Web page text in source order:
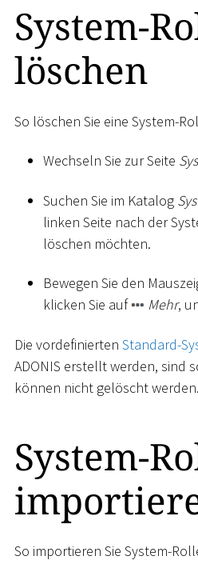
System-
löschen
So löschen Sie eine System-
Wechseln Sie zur Seite
Suchen Sie im Katalog
linken Seite nach der
löschen möchten.
Bewegen Sie den
klicken Sie auf
Mehr,
Die vordefinierten Standard-
ADONIS erstellt werden, sind
können nicht gelöscht werden.
System-
So importieren Sie System-